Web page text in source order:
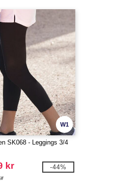
W1
SK068 - Leggings 3/4
kr -44%